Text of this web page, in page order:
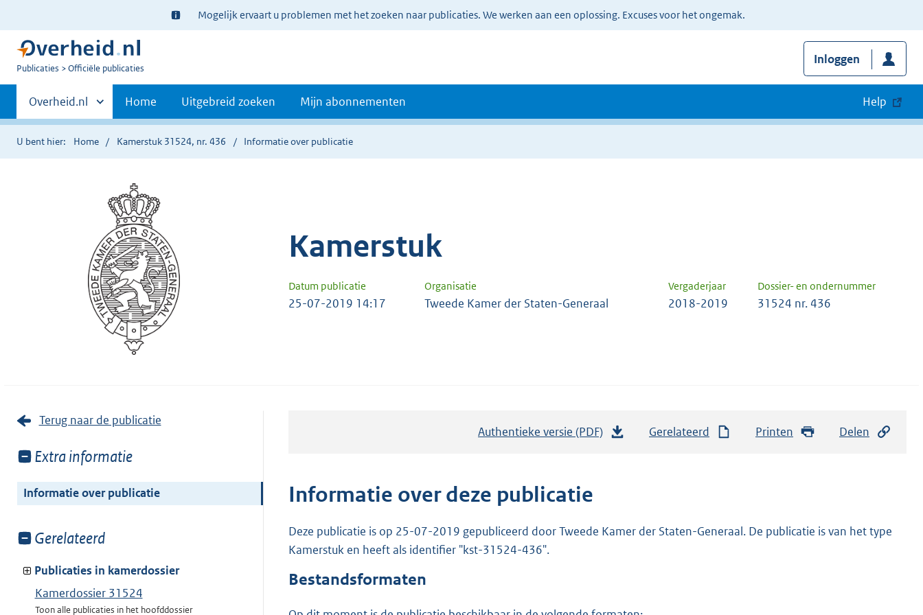
Ter
informatie:
Mogelijk ervaart u problemen met het zoeken naar publicaties. We werken aan een oplossing. Excuses voor het ongemak.
U
Publicaties Officiële publicaties
Inloggen
Primaire
navigatie
Andere
sites
binnen
Overheid.nl Home Uitgebreid zoeken Mijn abonnementen Help
U bent hier: Home Kamerstuk 31524, nr. 436 Informatie over publicatie
Kamerstuk
Datum publicatie Organisatie Vergaderjaar Dossier- en ondernummer
25-07-2019 14:17 Tweede Kamer der Staten-Generaal 2018-2019 31524 nr. 436
Terug naar de publicatie
Toon
van:
Extra informatie
Informatie over publicatie
Toon
van:
Gerelateerd
Publicaties in kamerdossier
Kamerdossier 31524
Toon alle publicaties in het hoofddossier
Authentieke versie (PDF)
n
Gerelateerd Printen Delen
Informatie over deze publicatie
Deze publicatie is op 25-07-2019 gepubliceerd door Tweede Kamer der Staten-Generaal. De publicatie is van het type
Kamerstuk en heeft als identifier "kst-31524-436".
Bestandsformaten